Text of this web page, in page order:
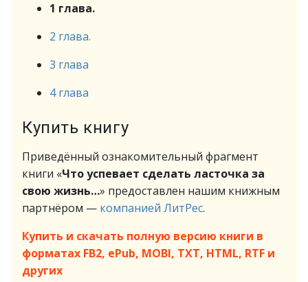
1 глава.
2 глава.
3 глава
4 глава
Купить книгу
Приведённый ознакомительный фрагмент
книги «Что успевает сделать ласточка за
свою жизнь…» предоставлен нашим книжным
партнёром — компанией ЛитРес.
Купить и скачать полную версию книги в
форматах FB2, ePub, MOBI, TXT, HTML, RTF и
других